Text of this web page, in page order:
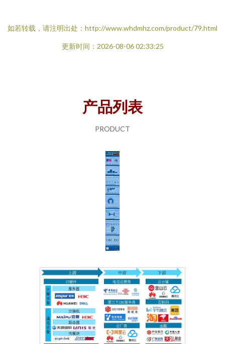
如若转载，请注明出处：http://www.whdmhz.com/product/79.html
更新时间：2026-08-06 02:33:25
产品列表
PRODUCT